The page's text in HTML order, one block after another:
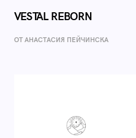
VESTAL REBORN
ОТ AНАСТАСИЯ ПЕЙЧИНСКА